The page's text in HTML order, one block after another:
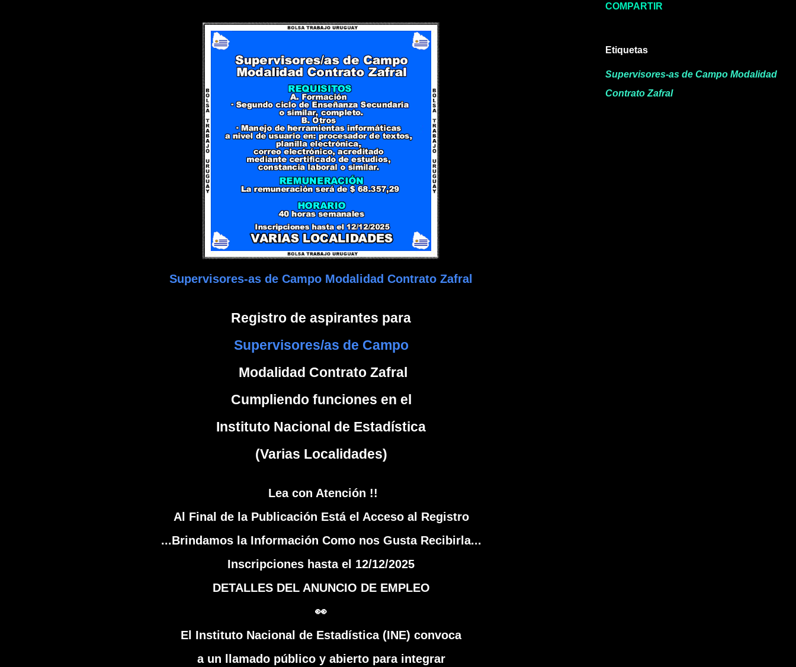
Supervisores-as de Campo Modalidad Contrato Zafral
Registro de aspirantes para
Supervisores/as de Campo
Modalidad Contrato Zafral
Cumpliendo funciones en el
Instituto Nacional de Estadística
(Varias Localidades)
Lea con Atención !!
Al Final de la Publicación Está el Acceso al Registro
...Brindamos la Información Como nos Gusta Recibirla...
Inscripciones hasta el 12/12/2025
DETALLES DEL ANUNCIO DE EMPLEO
👀
El Instituto Nacional de Estadística (INE) convoca
a un llamado público y abierto para integrar
COMPARTIR
Etiquetas
Supervisores-as de Campo Modalidad
Contrato Zafral